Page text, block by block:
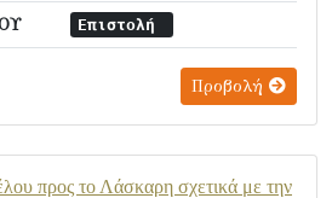
Επιστολή
Προβολή
προς το Λάσκαρη σχετικά με την